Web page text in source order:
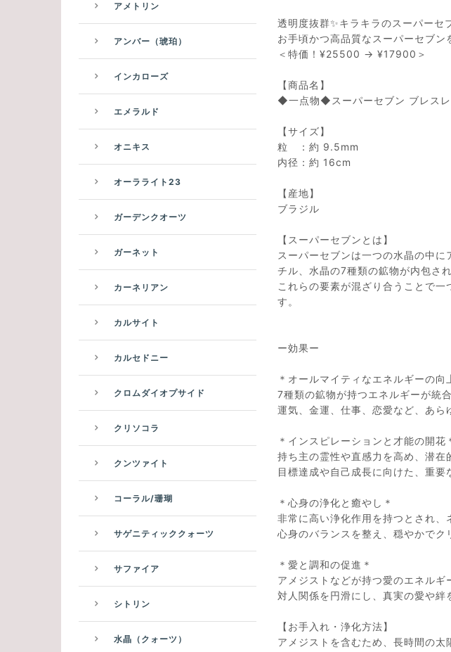
透明度抜群✨キラキラのスーパーセ
お手頃かつ高品質なスーパーセブン
＜特価！¥25500 → ¥17900＞
【商品名】
◆一点物◆スーパーセブン ブレスレ
【サイズ】
粒 ：約 9.5mm
内径：約 16cm
【産地】
ブラジル
【スーパーセブンとは】
スーパーセブンは一つの水晶の中
チル、水晶の7種類の鉱物が内包さ
これらの要素が混ざり合うことで
す。
ー効果ー
＊オールマイティなエネルギーの向
7種類の鉱物が持つエネルギーが統
運気、金運、仕事、恋愛など、あら
＊インスピレーションと才能の開花
持ち主の霊性や直感力を高め、潜在
目標達成や自己成長に向けた、重要
＊心身の浄化と癒やし＊
非常に高い浄化作用を持つとされ、
心身のバランスを整え、穏やかでク
＊愛と調和の促進＊
アメジストなどが持つ愛のエネルギ
対人関係を円滑にし、真実の愛や絆
【お手入れ・浄化方法】
アメジストを含むため、長時間の太
アメトリン
アンバー（琥珀）
インカローズ
エメラルド
オニキス
オーラライト23
ガーデンクオーツ
ガーネット
カーネリアン
カルサイト
カルセドニー
クロムダイオプサイド
クリソコラ
クンツァイト
コーラル/珊瑚
サゲニティッククォーツ
サファイア
シトリン
水晶（クォーツ）